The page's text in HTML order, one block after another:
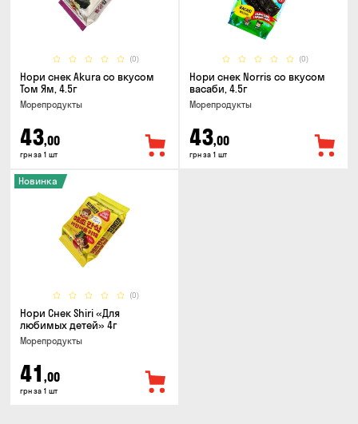
(0)
Нори снек Akura со вкусом
Том Ям, 4.5г
Морепродукты
43,00
грн за 1 шт
(0)
Нори снек Norris со вкусом
васаби, 4.5г
Морепродукты
43,00
грн за 1 шт
(0)
Новинка
Нори Снек Shiri «Для
любимых детей» 4г
Морепродукты
41 ,00
грн за 1 шт